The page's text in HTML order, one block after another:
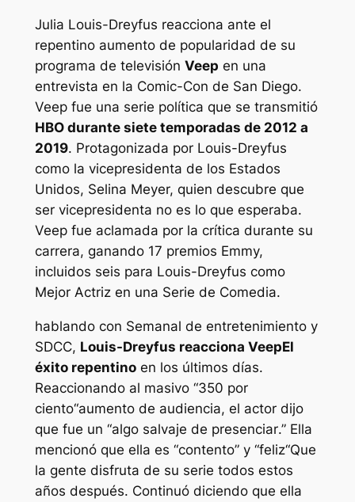
Julia Louis-Dreyfus reacciona ante el
repentino aumento de popularidad de su
programa de televisión Veep en una
entrevista en la Comic-Con de San Diego.
Veep fue una serie política que se transmitió
HBO durante siete temporadas de 2012 a
2019. Protagonizada por Louis-Dreyfus
como la vicepresidenta de los Estados
Unidos, Selina Meyer, quien descubre que
ser vicepresidenta no es lo que esperaba.
Veep fue aclamada por la crítica durante su
carrera, ganando 17 premios Emmy,
incluidos seis para Louis-Dreyfus como
Mejor Actriz en una Serie de Comedia.
hablando con Semanal de entretenimiento y
SDCC, Louis-Dreyfus reacciona VeepEl
éxito repentinoen los últimos días.
Reaccionando al masivo “350 por
ciento“aumento de audiencia, el actor dijo
que fue un “algo salvaje de presenciar.” Ella
mencionó que ella es “contento” y “feliz“Que
la gente disfruta de su serie todos estos
años después. Continuó diciendo que ella